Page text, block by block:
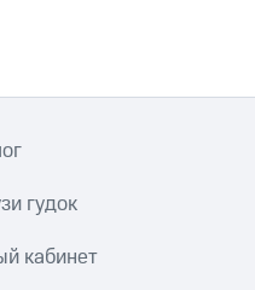
гудок
кабинет